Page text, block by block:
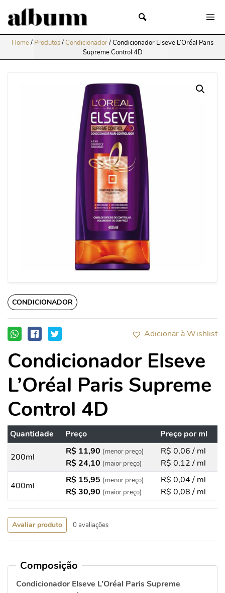
Home/ Produtos/Condicionador/Condicionador Elseve L’Oréal Paris
Supreme Control 4D
CONDICIONADOR
Adicionar à Wishlist
Condicionador Elseve
L’Oréal Paris Supreme
Control 4D
Quantidade Preço Preço por ml
200ml
R$ 11,90 (menor preço)
R$ 24,10 (maior preço)
R$ 0,06 / ml
R$ 0,12 / ml
400ml
R$ 15,95 (menor preço)
R$ 30,90 (maior preço)
R$ 0,04 / ml
R$ 0,08 / ml
Avaliar produto 0 avaliações
Composição
Condicionador Elseve L’Oréal Paris Supreme